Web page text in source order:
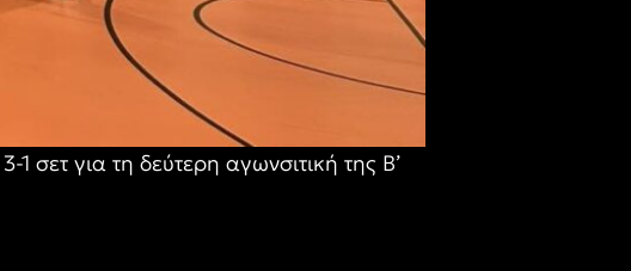
για τη δεύτερη αγωνσιτική της Β’